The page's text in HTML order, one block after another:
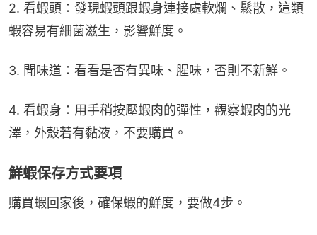
2. 看蝦頭：發現蝦頭跟蝦身連接處軟爛、鬆散，這類
蝦容易有細菌滋生，影響鮮度。
3. 聞味道：看看是否有異味、腥味，否則不新鮮。
4. 看蝦身：用手稍按壓蝦肉的彈性，觀察蝦肉的光
澤，外殼若有黏液，不要購買。
鮮蝦保存方式要項
購買蝦回家後，確保蝦的鮮度，要做4步。